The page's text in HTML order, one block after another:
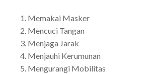
Memakai Masker
Mencuci Tangan
Menjaga Jarak
Menjauhi Kerumunan
Mengurangi Mobilitas